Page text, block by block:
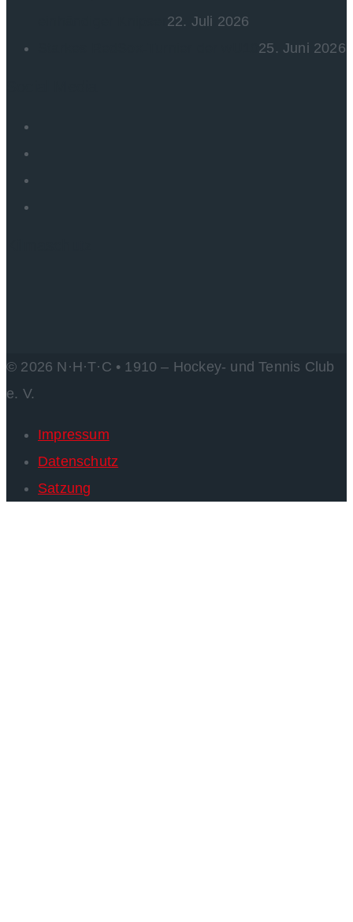
22. Juli 2026
25. Juni 2026
© 2026 N·H·T·C • 1910 – Hockey- und Tennis Club
e. V.
Impressum
Datenschutz
Satzung